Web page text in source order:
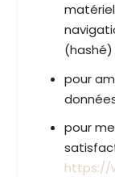
(hashé)
pour
pour
https://